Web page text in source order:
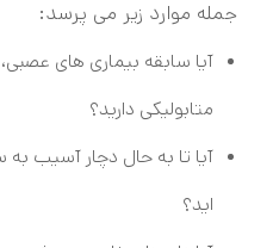
جمله موارد زیر می پرسد:
آیا سابقه بیماری های
متابولیکی دارید؟
آیا تا به حال دچار آسیب
اید؟